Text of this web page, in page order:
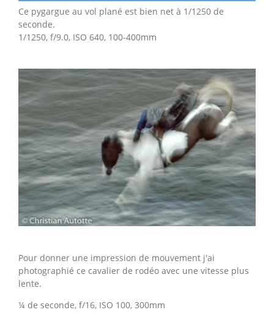
Ce pygargue au vol plané est bien net à 1/1250 de
seconde.
1/1250, f/9.0, ISO 640, 100-400mm
Pour donner une impression de mouvement j'ai
photographié ce cavalier de rodéo avec une vitesse plus
lente.
¼ de seconde, f/16, ISO 100, 300mm